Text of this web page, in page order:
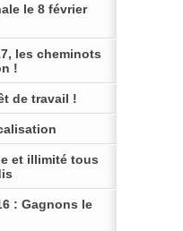
le 8 février
les cheminots
!
de travail !
et illimité tous
: Gagnons le